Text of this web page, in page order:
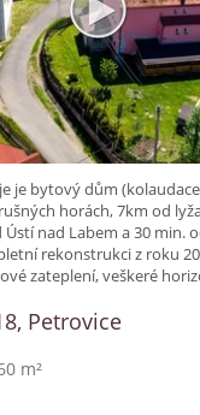
je bytový dům
horách, 7km od
nad Labem a 30 min.
rekonstrukci z roku
zateplení, veškeré
Petrovice
m²